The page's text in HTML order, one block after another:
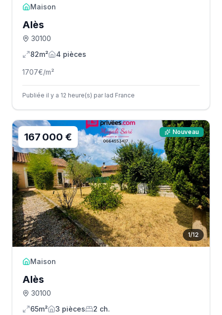
Maison
Alès
30100
82m²
4 pièces
1707€/m²
Publiée il y a 12 heure(s) par Iad France
1/12
167 000 € Nouveau
Maison
Alès
30100
65m²
3 pièces 2 ch.